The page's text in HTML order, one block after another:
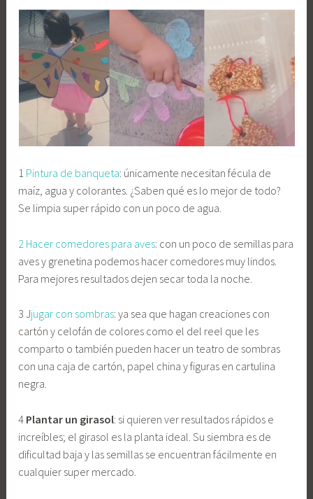
1 Pintura de banqueta: únicamente necesitan fécula de
maíz, agua y colorantes. ¿Saben qué es lo mejor de todo?
Se limpia super rápido con un poco de agua.
2 Hacer comedores para aves: con un poco de semillas para
aves y grenetina podemos hacer comedores muy lindos.
Para mejores resultados dejen secar toda la noche.
3 Jjugar con sombras: ya sea que hagan creaciones con
cartón y celofán de colores como el del reel que les
comparto o también pueden hacer un teatro de sombras
con una caja de cartón, papel china y figuras en cartulina
negra.
4 Plantar un girasol: si quieren ver resultados rápidos e
increíbles; el girasol es la planta ideal. Su siembra es de
dificultad baja y las semillas se encuentran fácilmente en
cualquier super mercado.